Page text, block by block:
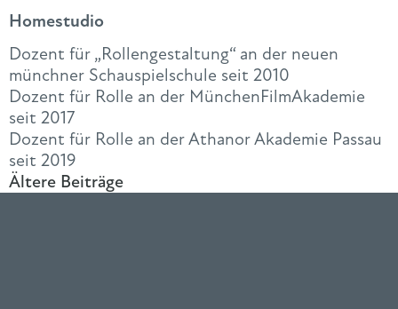
Homestudio
Dozent für „Rollengestaltung“ an der neuen
münchner Schauspielschule seit 2010
Dozent für Rolle an der MünchenFilmAkademie
seit 2017
Dozent für Rolle an der Athanor Akademie Passau
seit 2019
Ältere Beiträge